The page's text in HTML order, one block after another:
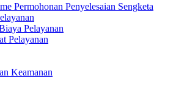
Permohonan Penyelesaian Sengketa
Pelayanan
Pelayanan
Keamanan